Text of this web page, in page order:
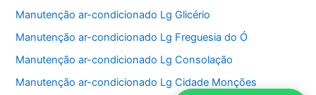
Manutenção ar-condicionado Lg Glicério
Manutenção ar-condicionado Lg Freguesia do Ó
Manutenção ar-condicionado Lg Consolação
Manutenção ar-condicionado Lg Cidade Monções